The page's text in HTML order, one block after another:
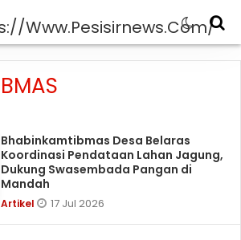
Bhabinkamtibmas Desa Belaras
Koordinasi Pendataan Lahan Jagung,
Dukung Swasembada Pangan di
Mandah
Artikel 17 Jul 2026